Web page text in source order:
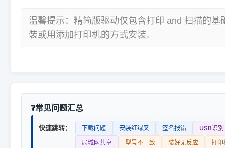
温馨提示：精简版驱动仅包含打印 and 扫描的基
装或用添加打印机的方式安装。
常见问题汇总
快速跳转： 下载问题 安装红绿叉 签名报错
USB识别
局域网共享
型号不一致 装好无反应
打印